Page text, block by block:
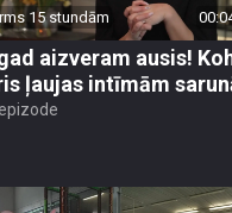
15 stundām
aizveram ausis!
ļaujas intīmām